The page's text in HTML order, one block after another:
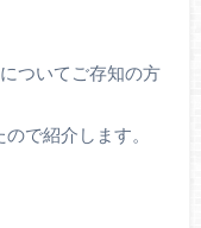
ついてご存知の方
で紹介します。